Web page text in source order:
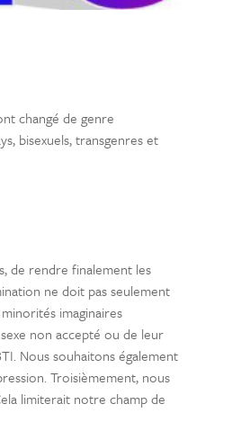
changé de genre
bisexuels, transgenres et
de rendre finalement les
ne doit pas seulement
imaginaires
non accepté ou de leur
Nous souhaitons également
Troisièmement, nous
limiterait notre champ de